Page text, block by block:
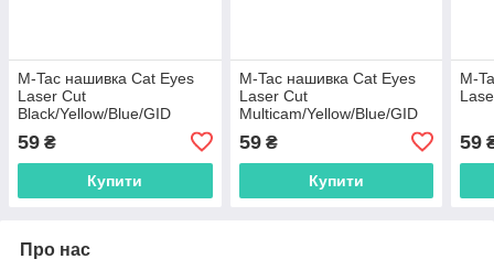
M-Tac нашивка Cat Eyes
Laser Cut
Black/Yellow/Blue/GID
59 ₴
Купити
M-Tac нашивка Cat Eyes
Laser Cut
Multicam/Yellow/Blue/GID
59₴
Купити
M-
59
Про нас